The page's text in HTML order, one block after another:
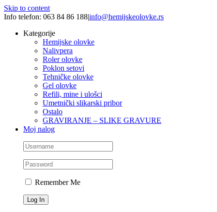
Skip to content
Info telefon: 063 84 86 188|info@hemijskeolovke.rs
Kategorije
Hemijske olovke
Nalivpera
Roler olovke
Poklon setovi
Tehničke olovke
Gel olovke
Refili, mine i ulošci
Umetnički slikarski pribor
Ostalo
GRAVIRANJE – SLIKE GRAVURE
Moj nalog
Remember Me